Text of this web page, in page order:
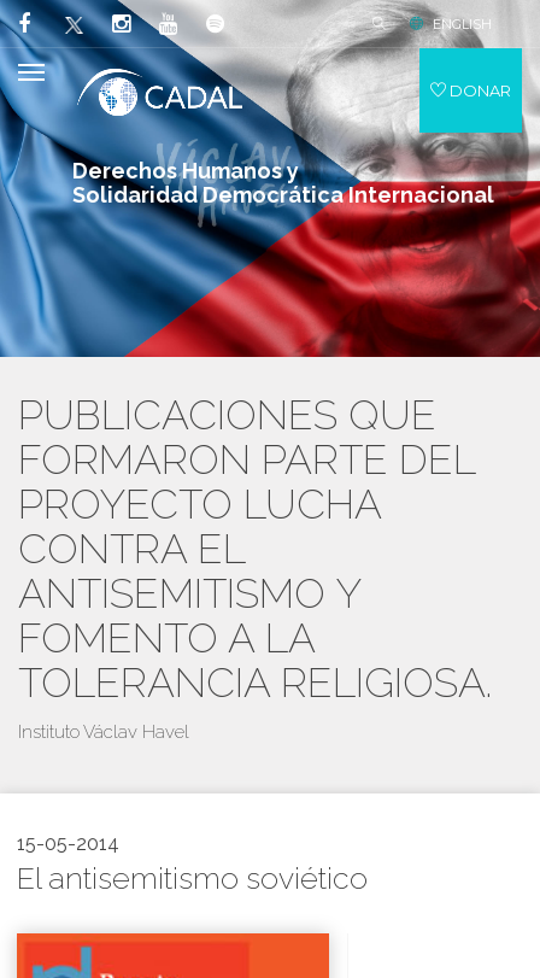
Derechos Humanos y
Solidaridad Democrática Internacional
ENGLISH
DONAR
PUBLICACIONES QUE
FORMARON PARTE DEL
PROYECTO LUCHA
CONTRA EL
ANTISEMITISMO Y
FOMENTO A LA
TOLERANCIA RELIGIOSA.
Instituto Václav Havel
15-05-2014
El antisemitismo soviético